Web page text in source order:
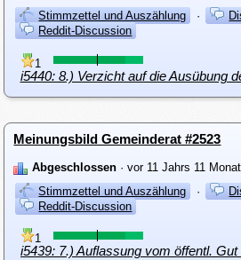
Stimmzettel und Auszählung
·
Reddit-Discussion
1
i5440: 8.) Verzicht auf die Ausübung
Meinungsbild Gemeinderat #2523
Abgeschlossen · vor 11 Jahrs 11
Stimmzettel und Auszählung
·
Reddit-Discussion
1